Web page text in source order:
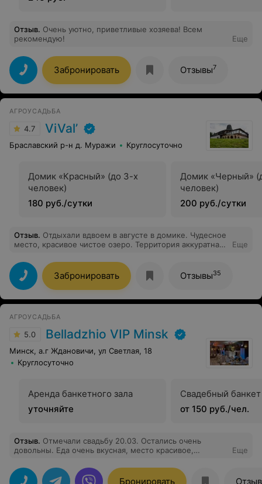
Отзыв. Очень уютно, приветливые хозяева! Всем
рекомендую!
Еще
Забронировать Отзывы7
АГРОУСАДЬБА
4.7 ViVal’
Браславский р-н д. Муражи Круглосуточно
Домик «Красный» (до 3-х
человек)
180 руб./сутки
Домик «Черный»
человек)
200 руб./сутки
Отзыв. Отдыхали вдвоем в августе в домике. Чудесное
место, красивое чистое озеро. Территория аккуратная,
(заказывали завтраки и обеды) домашняя. Мангал
"персональный". Тихо, спокойно, комфортно. Мы
отдохнули на все 100%. Спасибо, Виваль! Будем
рекомендовать всем.
Еще
Забронировать Отзывы35
АГРОУСАДЬБА
5.0 Belladzhio VIP Minsk
Минск, а.г Ждановичи, ул Светлая, 18
Круглосуточно
Аренда банкетного зала
уточняйте
Свадебный банкет
от 150 руб./чел.
Отзыв. Отмечали свадьбу 20.03. Остались очень
довольны. Еда очень вкусная, место красивое,
всегда были на связи, помогали и подсказывали. Часто
шли на встречу, за что им отдельное спасибо) Гости
Еще
Бронировать